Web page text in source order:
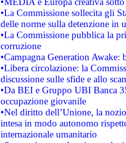
•La Commissione sollecita gli
delle norme sulla detenzione in
•La Commissione pubblica la
corruzione
•Campagna Generation
•Libera circolazione: la
discussione sulle sfide e allo
•Da BEI e Gruppo UBI Banca
occupazione giovanile
•Nel diritto dell’Unione, la
intesa in modo autonomo
internazionale umanitario